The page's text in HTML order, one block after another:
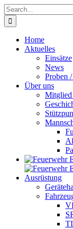
Skip
to
content
Search
for:
Home
Aktuelles
Einsätze
News
Proben
Über uns
Mitglied
Ausrüstung